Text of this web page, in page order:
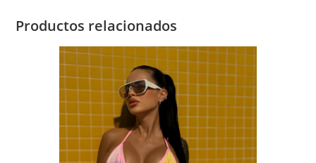
Productos relacionados